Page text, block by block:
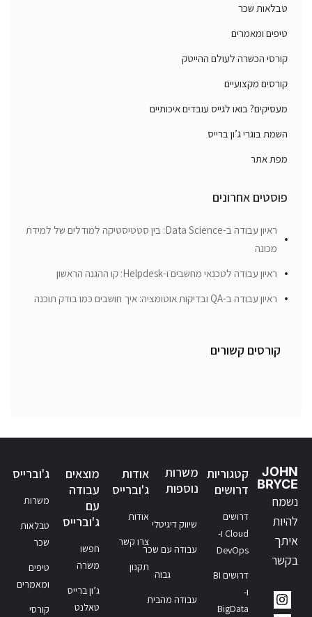
טבלאות שכר
טיפים ומאמרים
קורסי הכשרה לעולם ההייטק
קורסים מקצועיים
מעסיקים? בואו לגייס עובדים איכותיים
השמת בוגרי ג’ון ברייס
מפת אתר
פוסטים אחרונים
ראיון עבודה ב-Data Science: בין סטטיסטיקה למודלים של למידת
מכונה
ראיון עבודה לטכנאי מחשבים ו-Helpdesk: קו ההגנה הראשון
ראיון עבודה ב-QA ובדיקות אוטומציה: איך חושבים כמו בודק תוכנה
קורסים קשורים
JOHN
BRYCE
נשמח
להיות
איתך
בקשר
קטגוריות
דרושים
דרושים
Cloud ו-
DevOps
דרושים BI
ו-
BigData
משרות
נוספות
שיווק דיגיטלי
עבודה עם שכר
גבוה
עבודה מהבית
אודות
ג'וברייס
אודות
צרו קשר
תקנון
מוצאים
עבודה
עם
ג'וברייס
חפשו
משרה
ג’ון ברייס
טאלנט
ג'וברייס
משרות
טבלאות
שכר
טיפים
ומאמרים
קורסי